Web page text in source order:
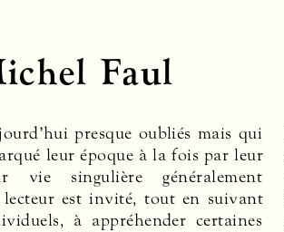
Faul
presque oubliés mais qui
leur époque à la fois par leur
singulière généralement
lecteur est invité, tout en suivant
à appréhender certaines